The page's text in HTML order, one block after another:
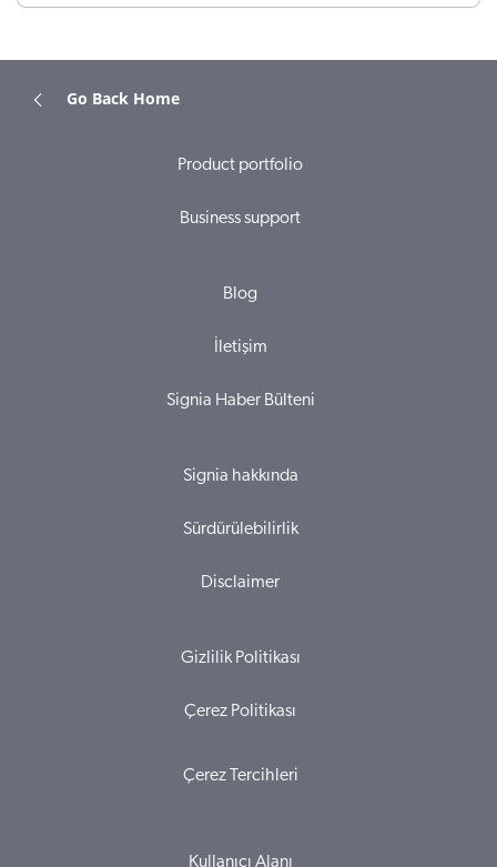
Go Back Home
Product portfolio
Business support
Blog
İletişim
Signia Haber Bülteni
Signia hakkında
Sürdürülebilirlik
Disclaimer
Gizlilik Politikası
Çerez Politikası
Çerez Tercihleri
Kullanıcı Alanı